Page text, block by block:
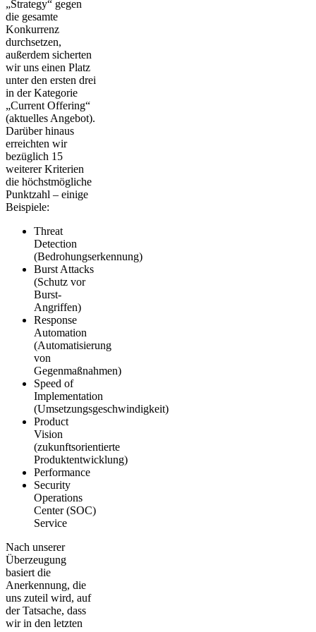
„Strategy“ gegen
die gesamte
Konkurrenz
durchsetzen,
außerdem sicherten
wir uns einen Platz
unter den ersten drei
in der Kategorie
„Current Offering“
(aktuelles Angebot).
Darüber hinaus
erreichten wir
bezüglich 15
weiterer Kriterien
die höchstmögliche
Punktzahl – einige
Beispiele:
Threat
Detection
(Bedrohungserkennung)
Burst Attacks
(Schutz vor
Burst-
Angriffen)
Response
Automation
(Automatisierung
von
Gegenmaßnahmen)
Speed of
Implementation
(Umsetzungsgeschwindigkeit)
Product
Vision
(zukunftsorientierte
Produktentwicklung)
Performance
Security
Operations
Center (SOC)
Service
Nach unserer
Überzeugung
basiert die
Anerkennung, die
uns zuteil wird, auf
der Tatsache, dass
wir in den letzten